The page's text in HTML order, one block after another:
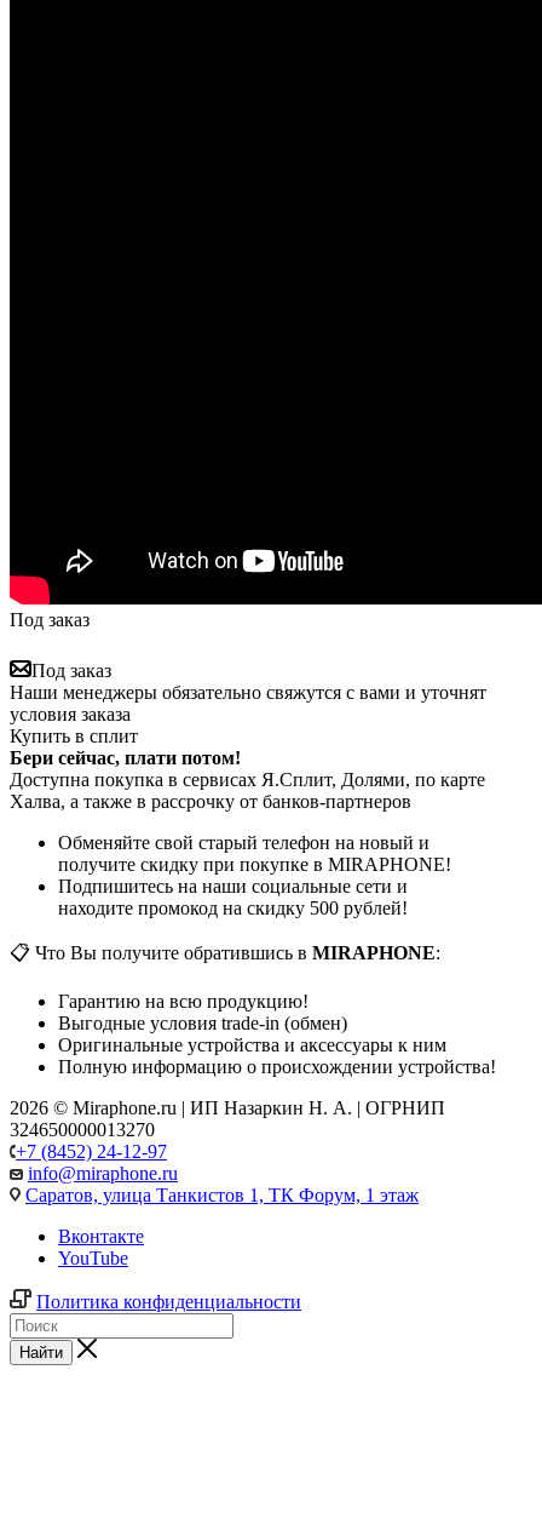
Под заказ
Под заказ
Наши менеджеры обязательно свяжутся с вами и уточнят
условия заказа
Купить в сплит
Бери сейчас, плати потом!
Доступна покупка в сервисах Я.Сплит, Долями, по карте
Халва, а также в рассрочку от банков-партнеров
Обменяйте свой старый телефон на новый и
получите скидку при покупке в MIRAPHONE!
Подпишитесь на наши социальные сети и
находите промокод на скидку 500 рублей!
📋 Что Вы получите обратившись в MIRAPHONE:
Гарантию на всю продукцию!
Выгодные условия trade-in (обмен)
Оригинальные устройства и аксессуары к ним
Полную информацию о происхождении устройства!
2026 © Miraphone.ru | ИП Назаркин Н. А. | ОГРНИП
324650000013270
+7 (8452) 24-12-97
info@miraphone.ru
Саратов, улица Танкистов 1, ТК Форум, 1 этаж
Вконтакте
YouTube
Политика конфиденциальности
Найти